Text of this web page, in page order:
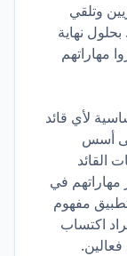
وتلقي
نهاية
مهاراتهم
لأي قائد
أسس
القائد
مهاراتهم في
مفهوم
اكتساب
فعالين.